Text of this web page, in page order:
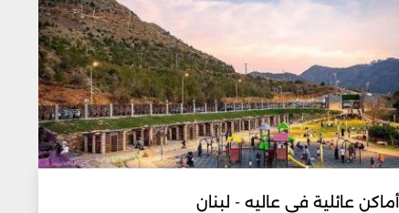
أماكن عائلية في عاليه - لبنان